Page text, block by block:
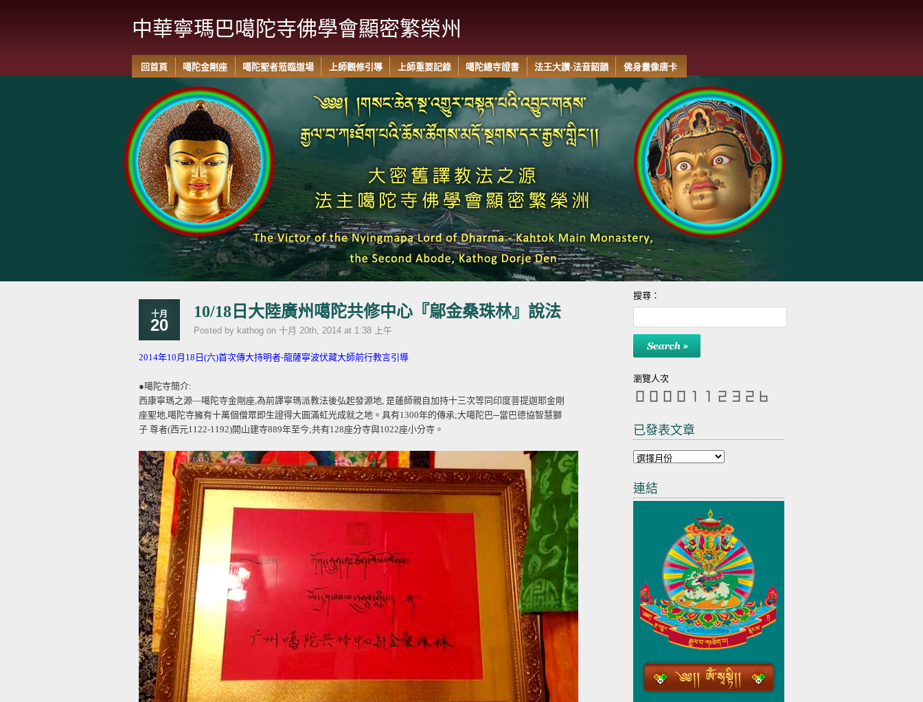
中華寧瑪巴噶陀寺佛學會顯密繁榮州
回首頁 噶陀金剛座 噶陀聖者蒞臨道場 上師觀修引導 上師重要記錄 噶陀總寺證書 法王大讚-法音韶韻 佛身畫像唐卡
十月
20
10/18日大陸廣州噶陀共修中心『鄔金桑珠林』說法
Posted by kathog on 十月 20th, 2014 at 1:38 上午
2014年10月18日(六)首次傳大持明者-龍薩寧波伏藏大師前行教言引導
●噶陀寺簡介:
西康寧瑪之源—噶陀寺金剛座,為前譯寧瑪派教法後弘起發源地, 是蓮師親自加持十三次等同印度菩提迦耶金剛
座聖地,噶陀寺擁有十萬個僧眾即生證得大圓滿虹光成就之地。具有1300年的傳承;大噶陀巴─當巴德協智慧獅
子 尊者(西元1122-1192)開山建寺889年至今;共有128座分寺與1022座小分寺。
搜尋：
瀏覽人次
已發表文章
連結